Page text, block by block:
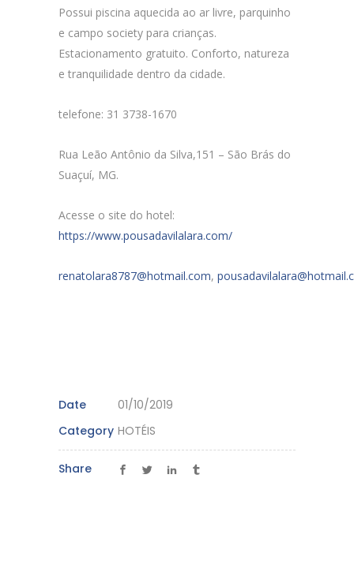
Possui piscina aquecida ao ar livre, parquinho
e campo society para crianças.
Estacionamento gratuito. Conforto, natureza
e tranquilidade dentro da cidade.
telefone: 31 3738-1670
Rua Leão Antônio da Silva,151 – São Brás do
Suaçuí, MG.
Acesse o site do hotel:
https://www.pousadavilalara.com/
renatolara8787@hotmail.com,
Date
01/10/2019
Category HOTÉIS
Share